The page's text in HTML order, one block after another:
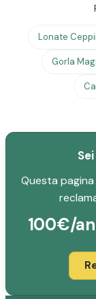
Lonate
Gorla
Questa
100€/